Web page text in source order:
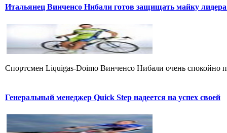
Итальянец Винченсо Нибали готов защищать майку
Cпортсмен Liquigas-Doimo Винченсо Нибали очень спокойно
Генеральный менеджер Quick Step надеется на успех своей